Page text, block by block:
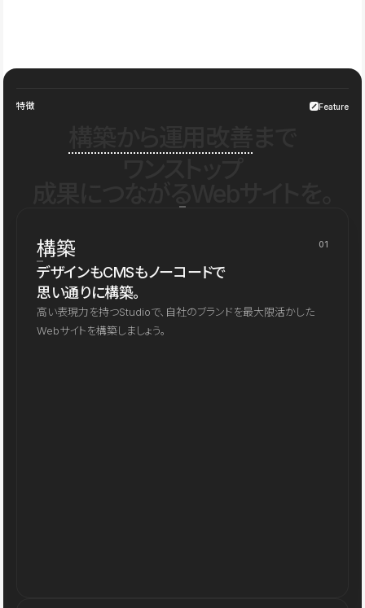
特徴 Feature
構築 01
デザインもCMSもノーコードで
思い通りに構築。
高い表現力を持つStudioで、自社のブランドを最大限活かした
Webサイトを構築しましょう。